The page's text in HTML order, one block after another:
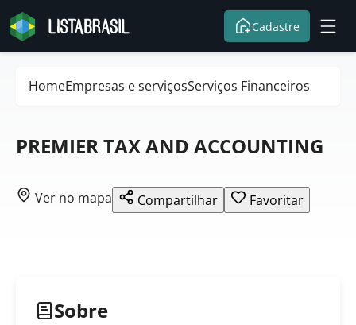
Cadastre
HomeEmpresas e serviçosServiços Financeiros
PREMIER TAX AND ACCOUNTING
Ver no mapa Compartilhar Favoritar
Sobre